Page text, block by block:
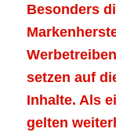
Besonders
setzen auf
Inhalte. Als
gelten